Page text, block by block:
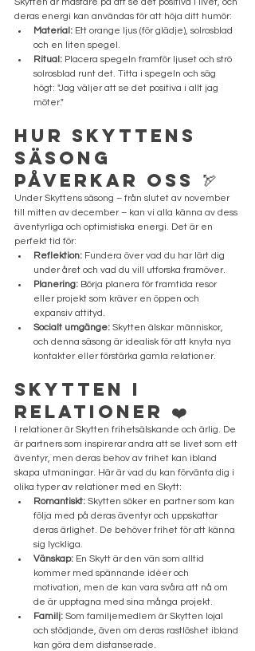
deras energi kan användas för att höja ditt humör:
Material: Ett orange ljus (för glädje), solrosblad
och en liten spegel.
Ritual: Placera spegeln framför ljuset och strö
solrosblad runt det. Titta i spegeln och säg
högt: "Jag väljer att se det positiva i allt jag
möter."
Hur Skyttens
Säsong
Påverkar Oss 🏹
Under Skyttens säsong – från slutet av november
till mitten av december – kan vi alla känna av dess
äventyrliga och optimistiska energi. Det är en
perfekt tid för:
Reflektion: Fundera över vad du har lärt dig
under året och vad du vill utforska framöver.
Planering: Börja planera för framtida resor
eller projekt som kräver en öppen och
expansiv attityd.
Socialt umgänge: Skytten älskar människor,
och denna säsong är idealisk för att knyta nya
kontakter eller förstärka gamla relationer.
Skytten i
Relationer ❤️
I relationer är Skytten frihetsälskande och ärlig. De
är partners som inspirerar andra att se livet som ett
äventyr, men deras behov av frihet kan ibland
skapa utmaningar. Här är vad du kan förvänta dig i
olika typer av relationer med en Skytt:
Romantiskt: Skytten söker en partner som kan
följa med på deras äventyr och uppskattar
deras ärlighet. De behöver frihet för att känna
sig lyckliga.
Vänskap: En Skytt är den vän som alltid
kommer med spännande idéer och
motivation, men de kan vara svåra att nå om
de är upptagna med sina många projekt.
Familj: Som familjemedlem är Skytten lojal
och stödjande, även om deras rastlöshet ibland
kan göra dem distanserade.